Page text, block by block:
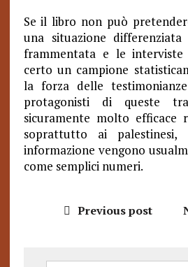
Se il libro non può
una situazione
frammentata e le interviste
certo un campione
la forza delle
protagonisti di queste
sicuramente molto efficace
soprattutto ai
informazione vengono
come semplici numeri.
Previous post